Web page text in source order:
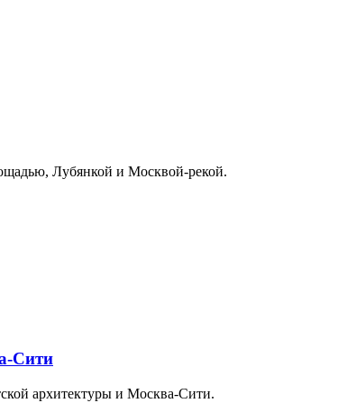
Лубянкой и Москвой-рекой.
Сити
архитектуры и Москва-Сити.